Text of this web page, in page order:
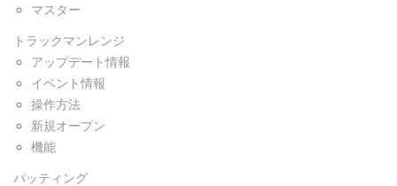
マスター
トラックマンレンジ
アップデート情報
イベント情報
操作方法
新規オープン
機能
パッティング